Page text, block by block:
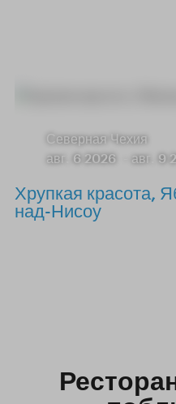
Северная Чехия
авг. 6 2026
авг. 9
Хрупкая красота,
над-Нисоу